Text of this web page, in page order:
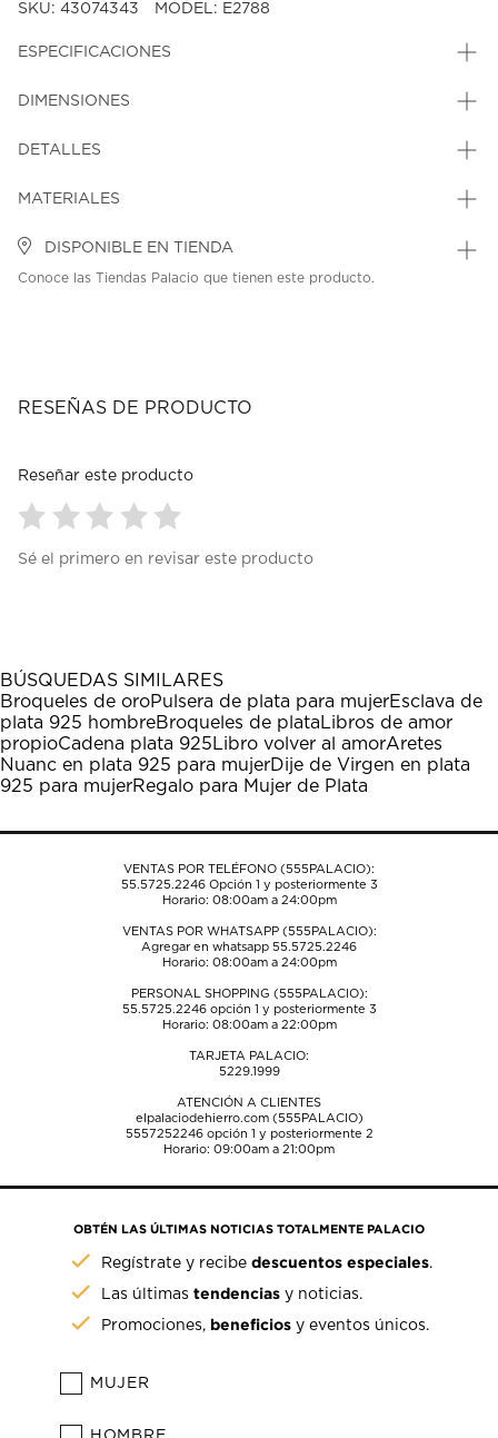
SKU: 43074343 MODEL: E2788
ESPECIFICACIONES
DIMENSIONES
DETALLES
MATERIALES
DISPONIBLE EN TIENDA
Conoce las Tiendas Palacio que tienen este producto.
RESEÑAS DE PRODUCTO
Reseñar este producto
para
1
estrella
Esta
acción
abrirá
el
formulario
envío.
para
estrellas.
Esta
acción
abrirá
el
formulario
envío.
para
estrellas.
Esta
acción
abrirá
el
formulario
envío.
para
estrellas.
Esta
acción
abrirá
el
formulario
envío.
para
estrellas.
Esta
acción
abrirá
el
formulario
envío.
Sé el primero en revisar este producto
BÚSQUEDAS SIMILARES
Broqueles de oroPulsera de plata para mujerEsclava de
plata 925 hombreBroqueles de plata Libros de amor
propioCadena plata 925 Libro volver al amorAretes
Nuanc en plata 925 para mujerDije de Virgen en plata
925 para mujerRegalo para Mujer de Plata
VENTAS POR TELÉFONO (555PALACIO):
55.5725.2246Opción 1 y posteriormente 3
Horario: 08:00am a 24:00pm
VENTAS POR WHATSAPP (555PALACIO):
Agregar en whatsapp 55.5725.2246
Horario: 08:00am a 24:00pm
PERSONAL SHOPPING (555PALACIO):
55.5725.2246opción 1 y posteriormente 3
Horario: 08:00am a 22:00pm
TARJETA PALACIO:
5229.1999
ATENCIÓN A CLIENTES
elpalaciodehierro.com (555PALACIO)
5557252246opción 1 y posteriormente 2
Horario: 09:00am a 21:00pm
OBTÉN LAS ÚLTIMAS NOTICIAS TOTALMENTE PALACIO
Regístrate y recibedescuentos especiales.
Las últimastendencias y noticias.
Promociones, beneficios y eventos únicos.
MUJER